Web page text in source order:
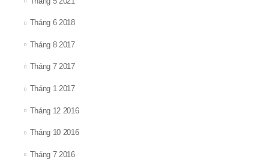
Tháng 6 2018
Tháng 8 2017
Tháng 7 2017
Tháng 1 2017
Tháng 12 2016
Tháng 10 2016
Tháng 7 2016